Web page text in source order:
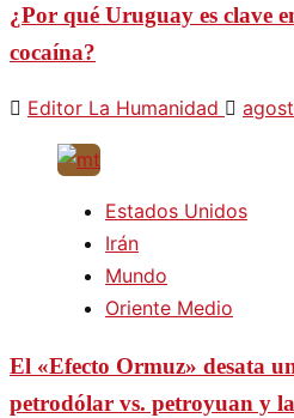
¿Por qué Uruguay es clave
cocaína?
Editor La Humanidad
Estados Unidos
Irán
Mundo
Oriente Medio
El «Efecto Ormuz» desata
petrodólar vs. petroyuan y